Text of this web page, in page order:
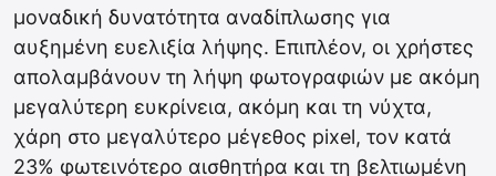
μοναδική δυνατότητα αναδίπλωσης για
αυξημένη ευελιξία λήψης. Επιπλέον, οι χρήστες
απολαμβάνουν τη λήψη φωτογραφιών με ακόμη
μεγαλύτερη ευκρίνεια, ακόμη και τη νύχτα,
χάρη στο μεγαλύτερο μέγεθος pixel, τον κατά
23% φωτεινότερο αισθητήρα και τη βελτιωμένη